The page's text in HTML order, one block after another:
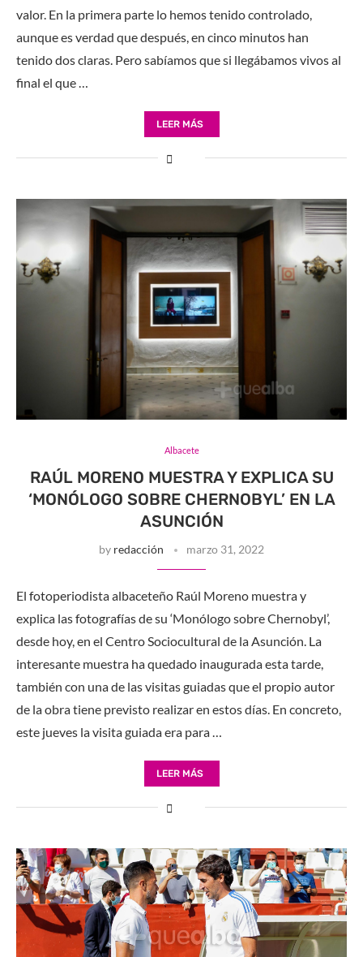
valor. En la primera parte lo hemos tenido controlado,
aunque es verdad que después, en cinco minutos han
tenido dos claras. Pero sabíamos que si llegábamos vivos al
final el que …
LEER MÁS
Albacete
RAÚL MORENO MUESTRA Y EXPLICA SU
‘MONÓLOGO SOBRE CHERNOBYL’ EN LA
ASUNCIÓN
by redacción marzo 31, 2022
El fotoperiodista albaceteño Raúl Moreno muestra y
explica las fotografías de su ‘Monólogo sobre Chernobyl’,
desde hoy, en el Centro Sociocultural de la Asunción. La
interesante muestra ha quedado inaugurada esta tarde,
también con una de las visitas guiadas que el propio autor
de la obra tiene previsto realizar en estos días. En concreto,
este jueves la visita guiada era para …
LEER MÁS